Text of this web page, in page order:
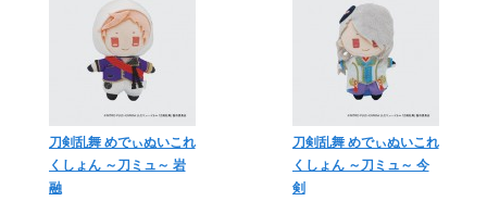
刀剣乱舞 めでぃぬいこれ
くしょん ～刀ミュ～ 岩
融
刀剣乱舞 めでぃぬいこれ
くしょん ～刀ミュ～ 今
剣